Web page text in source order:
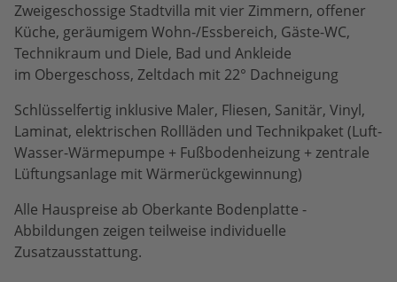
Zweigeschossige Stadtvilla mit vier Zimmern, offener
Küche, geräumigem Wohn-/Essbereich, Gäste-WC,
Technikraum und Diele, Bad und Ankleide
im Obergeschoss, Zeltdach mit 22° Dachneigung
Schlüsselfertig inklusive Maler, Fliesen, Sanitär, Vinyl,
Laminat, elektrischen Rollläden und Technikpaket (Luft-
Wasser-Wärmepumpe + Fußbodenheizung + zentrale
Lüftungsanlage mit Wärmerückgewinnung)
Alle Hauspreise ab Oberkante Bodenplatte -
Abbildungen zeigen teilweise individuelle
Zusatzausstattung.